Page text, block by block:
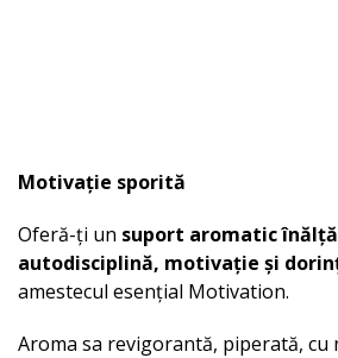
Motivație sporită
Oferă-ți un suport aromatic
autodisciplină, motivație și
amestecul esențial Motivation.
Aroma sa revigorantă, piperată, cu